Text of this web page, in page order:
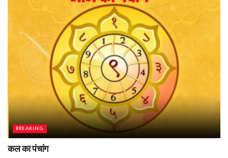
BREAKING
कल का पंचांग